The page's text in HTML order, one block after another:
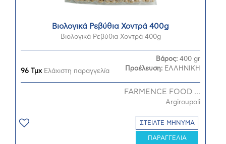
Βιολογικά Ρεβύθια Χοντρά 400g
Βιολογικά Ρεβύθια Χοντρά 400g
96 ΤμχΕλάχιστη παραγγελία
Βάρος: 400 gr
Προέλευση: ΕΛΛΗΝΙΚΗ
FARMENCE FOOD ...
Argiroupoli
ΣΤΕΙΛΤΕ ΜΗΝΥΜΑ
ΠΑΡΑΓΓΕΛΙΑ